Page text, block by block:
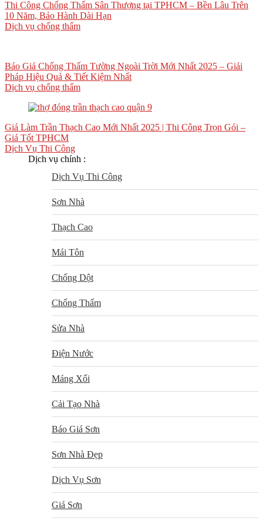
Thi Công Chống Thấm Sân Thượng tại TPHCM – Bền Lâu Trên
10 Năm, Bảo Hành Dài Hạn
Dịch vụ chống thấm
Báo Giá Chống Thấm Tường Ngoài Trời Mới Nhất 2025 – Giải
Pháp Hiệu Quả & Tiết Kiệm Nhất
Dịch vụ chống thấm
Giá Làm Trần Thạch Cao Mới Nhất 2025 | Thi Công Trọn Gói –
Giá Tốt TPHCM
Dịch Vụ Thi Công
Dịch vụ chính :
Dịch Vụ Thi Công
Sơn Nhà
Thạch Cao
Mái Tôn
Chống Dột
Chống Thấm
Sửa Nhà
Điện Nước
Máng Xối
Cải Tạo Nhà
Báo Giá Sơn
Sơn Nhà Đẹp
Dịch Vụ Sơn
Giá Sơn